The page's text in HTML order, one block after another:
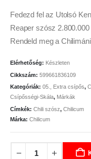
Fedezd fel az Utolsó
Reaper szósz
Rendeld meg a
Elérhetőség: Készleten
Cikkszám: 599661836109
Kategóriák: 05., Extra csípős,
Csípősségi-Skála, Márkák
Címkék: Chili szósz, Chilicum
Márka: Chilicum